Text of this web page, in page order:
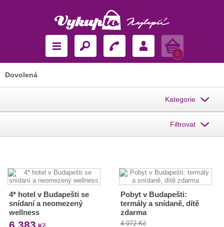
Košík
0
Dovolená
Kategorie
Filtrovat
4* hotel v Budapešti se
snídaní a neomezený
wellness
Pobyt v Budapešti:
termály a snídaně, dítě
zdarma
4 072 Kč